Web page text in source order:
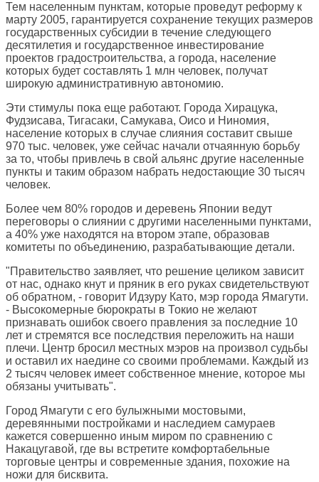
Тем населенным пунктам, которые проведут реформу к
марту 2005, гарантируется сохранение текущих размеров
государственных субсидии в течение следующего
десятилетия и государственное инвестирование
проектов градостроительства, а города, население
которых будет составлять 1 млн человек, получат
широкую административную автономию.
Эти стимулы пока еще работают. Города Хирацука,
Фудзисава, Тигасаки, Самукава, Оисо и Ниномия,
население которых в случае слияния составит свыше
970 тыс. человек, уже сейчас начали отчаянную борьбу
за то, чтобы привлечь в свой альянс другие населенные
пункты и таким образом набрать недостающие 30 тысяч
человек.
Более чем 80% городов и деревень Японии ведут
переговоры о слиянии с другими населенными пунктами,
а 40% уже находятся на втором этапе, образовав
комитеты по объединению, разрабатывающие детали.
"Правительство заявляет, что решение целиком зависит
от нас, однако кнут и пряник в его руках свидетельствуют
об обратном, - говорит Идзуру Като, мэр города Ямагути.
- Высокомерные бюрократы в Токио не желают
признавать ошибок своего правления за последние 10
лет и стремятся все последствия переложить на наши
плечи. Центр бросил местных мэров на произвол судьбы
и оставил их наедине со своими проблемами. Каждый из
2 тысяч человек имеет собственное мнение, которое мы
обязаны учитывать".
Город Ямагути с его булыжными мостовыми,
деревянными постройками и наследием самураев
кажется совершенно иным миром по сравнению с
Накацугавой, где вы встретите комфортабельные
торговые центры и современные здания, похожие на
ножи для бисквита.